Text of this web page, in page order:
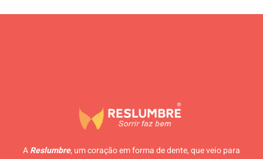
AReslumbre, um coração em forma de dente, que veio para